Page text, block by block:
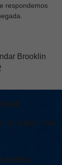
respondemos
Brooklin
Brooklin - São